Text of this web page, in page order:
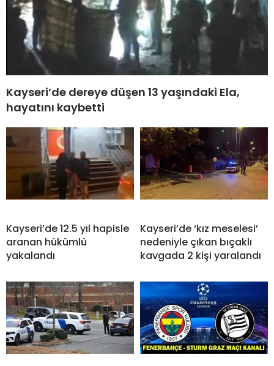
Kayseri’de dereye düşen 13 yaşındaki Ela,
hayatını kaybetti
Kayseri’de 12.5 yıl hapisle
aranan hükümlü
yakalandı
Kayseri’de ‘kız meselesi’
nedeniyle çıkan bıçaklı
kavgada 2 kişi yaralandı